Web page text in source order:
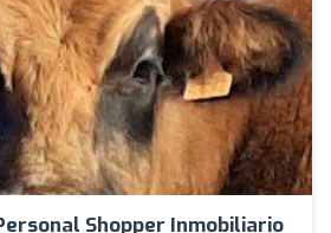
Shopper Inmobiliario